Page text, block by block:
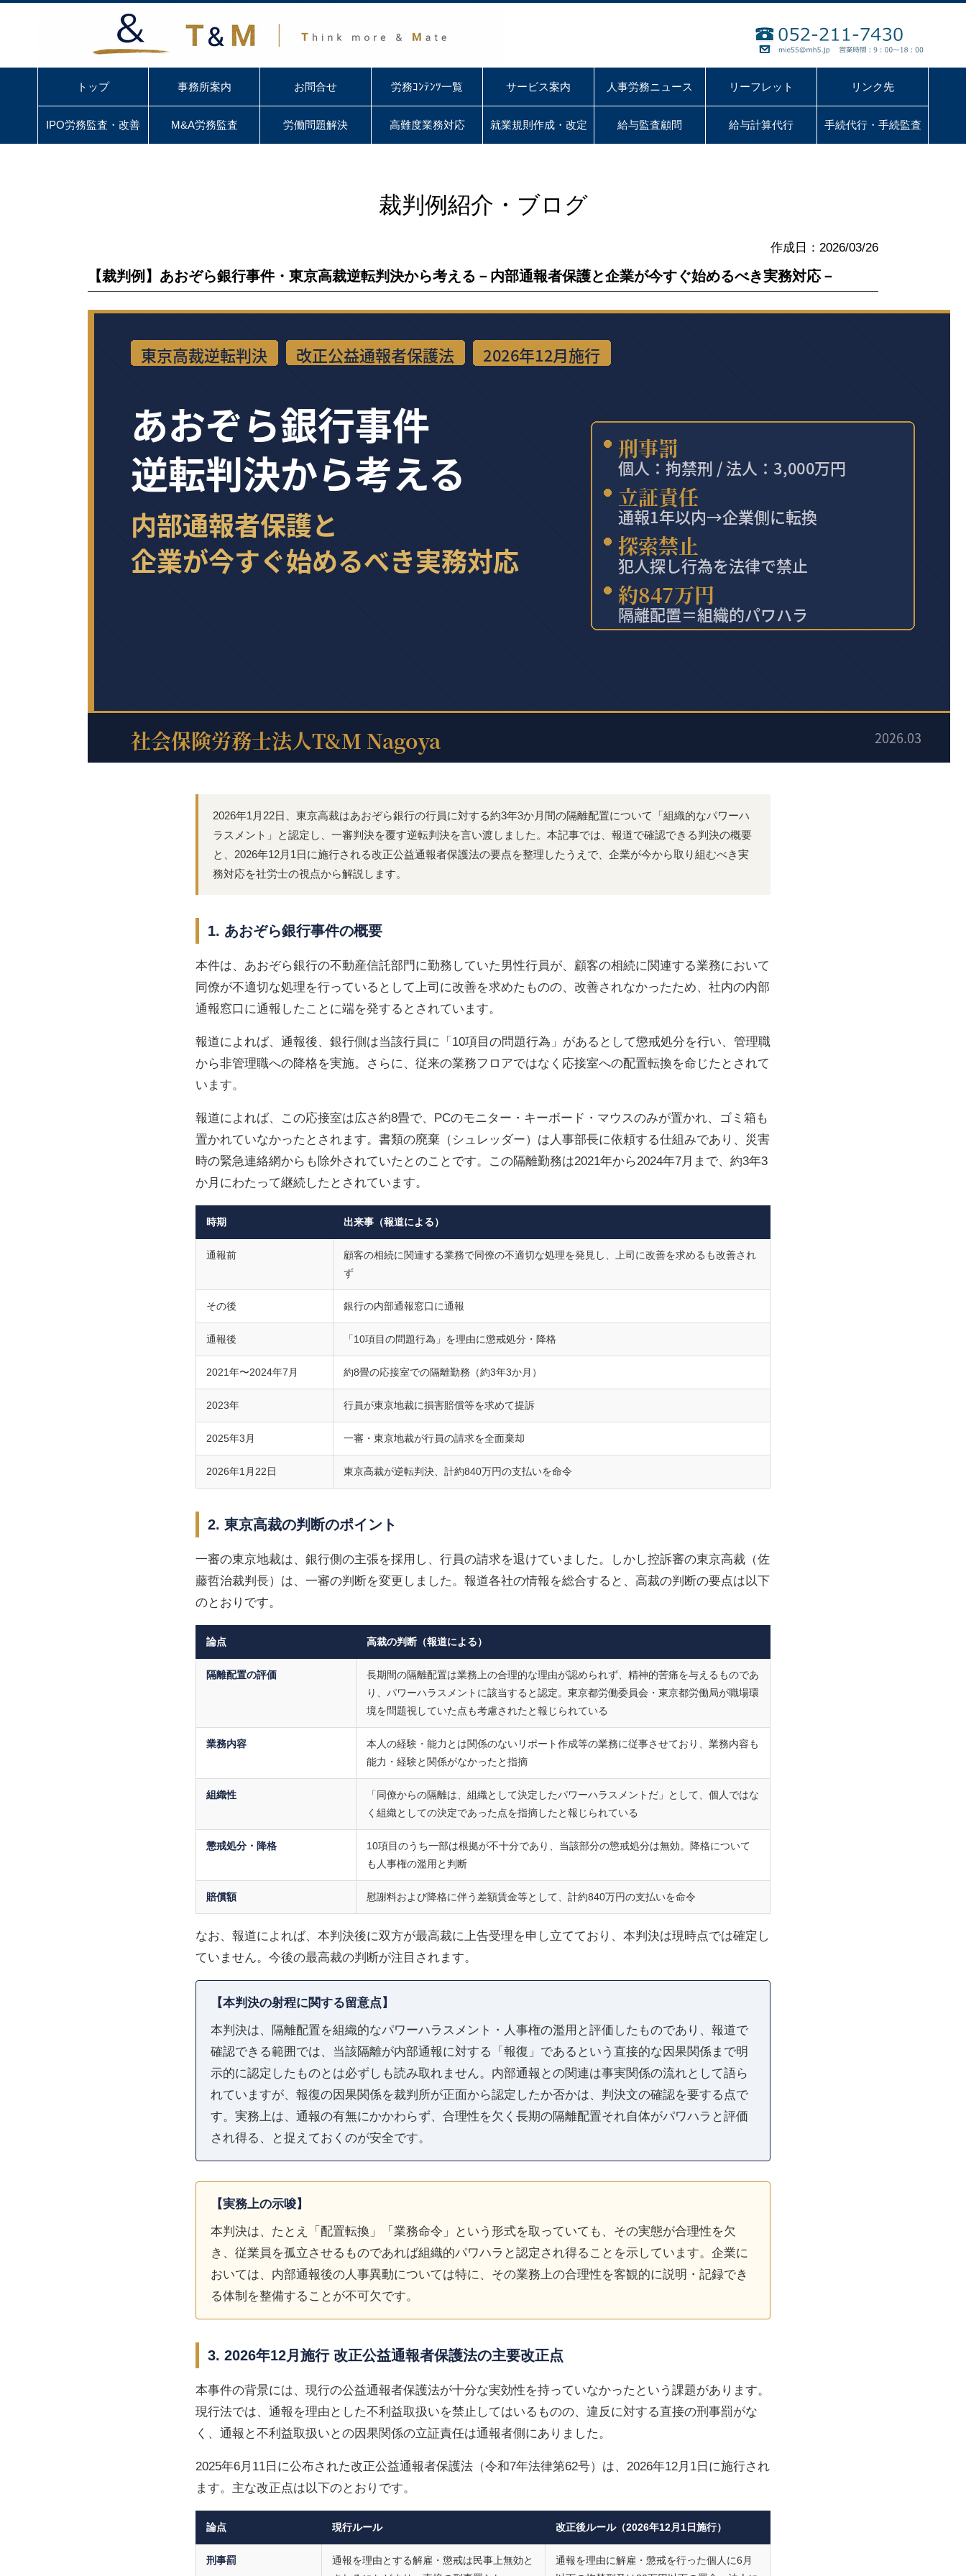
トップ 事務所案内 お問合せ 労務ｺﾝﾃﾝﾂ一覧 サービス案内 人事労務ニュース リーフレット リンク先
IPO労務監査・改善 M&A労務監査 労働問題解決 高難度業務対応 就業規則作成・改定 給与監査顧問 給与計算代行 手続代行・手続監査
裁判例紹介・ブログ
作成日：2026/03/26
【裁判例】あおぞら銀行事件・東京高裁逆転判決から考える－内部通報者保護と企業が今すぐ始めるべき実務対応－
2026年1月22日、東京高裁はあおぞら銀行の行員に対する約3年3か月間の隔離配置について「組織的なパワーハ
ラスメント」と認定し、一審判決を覆す逆転判決を言い渡しました。本記事では、報道で確認できる判決の概要
と、2026年12月1日に施行される改正公益通報者保護法の要点を整理したうえで、企業が今から取り組むべき実
務対応を社労士の視点から解説します。
1. あおぞら銀行事件の概要
本件は、あおぞら銀行の不動産信託部門に勤務していた男性行員が、顧客の相続に関連する業務において
同僚が不適切な処理を行っているとして上司に改善を求めたものの、改善されなかったため、社内の内部
通報窓口に通報したことに端を発するとされています。
報道によれば、通報後、銀行側は当該行員に「10項目の問題行為」があるとして懲戒処分を行い、管理職
から非管理職への降格を実施。さらに、従来の業務フロアではなく応接室への配置転換を命じたとされて
います。
報道によれば、この応接室は広さ約8畳で、PCのモニター・キーボード・マウスのみが置かれ、ゴミ箱も
置かれていなかったとされます。書類の廃棄（シュレッダー）は人事部長に依頼する仕組みであり、災害
時の緊急連絡網からも除外されていたとのことです。この隔離勤務は2021年から2024年7月まで、約3年3
か月にわたって継続したとされています。
時期 出来事（報道による）
通報前
顧客の相続に関連する業務で同僚の不適切な処理を発見し、上司に改善を求めるも改善され
ず
その後 銀行の内部通報窓口に通報
通報後 「10項目の問題行為」を理由に懲戒処分・降格
2021年〜2024年7月 約8畳の応接室での隔離勤務（約3年3か月）
2023年 行員が東京地裁に損害賠償等を求めて提訴
2025年3月 一審・東京地裁が行員の請求を全面棄却
2026年1月22日 東京高裁が逆転判決、計約840万円の支払いを命令
2. 東京高裁の判断のポイント
一審の東京地裁は、銀行側の主張を採用し、行員の請求を退けていました。しかし控訴審の東京高裁（佐
藤哲治裁判長）は、一審の判断を変更しました。報道各社の情報を総合すると、高裁の判断の要点は以下
のとおりです。
論点 高裁の判断（報道による）
隔離配置の評価
長期間の隔離配置は業務上の合理的な理由が認められず、精神的苦痛を与えるものであ
り、パワーハラスメントに該当すると認定。東京都労働委員会・東京都労働局が職場環
境を問題視していた点も考慮されたと報じられている
業務内容
本人の経験・能力とは関係のないリポート作成等の業務に従事させており、業務内容も
能力・経験と関係がなかったと指摘
組織性
「同僚からの隔離は、組織として決定したパワーハラスメントだ」として、個人ではな
く組織としての決定であった点を指摘したと報じられている
懲戒処分・降格
10項目のうち一部は根拠が不十分であり、当該部分の懲戒処分は無効。降格について
も人事権の濫用と判断
賠償額 慰謝料および降格に伴う差額賃金等として、計約840万円の支払いを命令
なお、報道によれば、本判決後に双方が最高裁に上告受理を申し立てており、本判決は現時点では確定し
ていません。今後の最高裁の判断が注目されます。
【本判決の射程に関する留意点】
本判決は、隔離配置を組織的なパワーハラスメント・人事権の濫用と評価したものであり、報道で
確認できる範囲では、当該隔離が内部通報に対する「報復」であるという直接的な因果関係まで明
示的に認定したものとは必ずしも読み取れません。内部通報との関連は事実関係の流れとして語ら
れていますが、報復の因果関係を裁判所が正面から認定したか否かは、判決文の確認を要する点で
す。実務上は、通報の有無にかかわらず、合理性を欠く長期の隔離配置それ自体がパワハラと評価
され得る、と捉えておくのが安全です。
【実務上の示唆】
本判決は、たとえ「配置転換」「業務命令」という形式を取っていても、その実態が合理性を欠
き、従業員を孤立させるものであれば組織的パワハラと認定され得ることを示しています。企業に
おいては、内部通報後の人事異動については特に、その業務上の合理性を客観的に説明・記録でき
る体制を整備することが不可欠です。
3. 2026年12月施行 改正公益通報者保護法の主要改正点
本事件の背景には、現行の公益通報者保護法が十分な実効性を持っていなかったという課題があります。
現行法では、通報を理由とした不利益取扱いを禁止してはいるものの、違反に対する直接の刑事罰がな
く、通報と不利益取扱いとの因果関係の立証責任は通報者側にありました。
2025年6月11日に公布された改正公益通報者保護法（令和7年法律第62号）は、2026年12月1日に施行され
ます。主な改正点は以下のとおりです。
論点 現行ルール 改正後ルール（2026年12月1日施行）
刑事罰
通報を理由とする解雇・懲戒は民事上無効と
通報を理由に解雇・懲戒を行った個人に6月